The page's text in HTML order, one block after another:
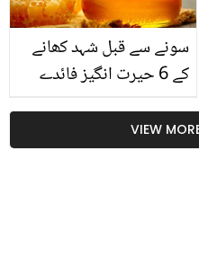
سونے سے قبل شہد کھانے
کے 6 حیرت انگیز فائدے
VIEW